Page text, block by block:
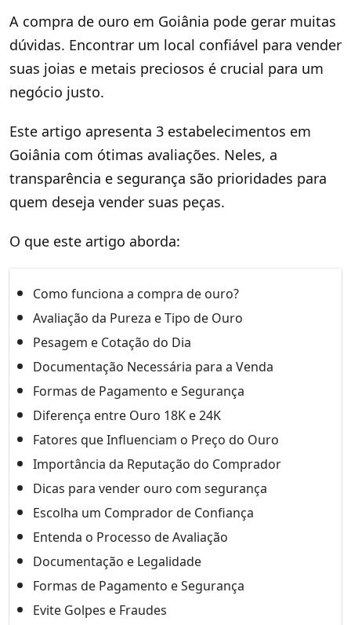
A compra de ouro em Goiânia pode gerar muitas
dúvidas. Encontrar um local confiável para vender
suas joias e metais preciosos é crucial para um
negócio justo.
Este artigo apresenta 3 estabelecimentos em
Goiânia com ótimas avaliações. Neles, a
transparência e segurança são prioridades para
quem deseja vender suas peças.
O que este artigo aborda:
Como funciona a compra de ouro?
Avaliação da Pureza e Tipo de Ouro
Pesagem e Cotação do Dia
Documentação Necessária para a Venda
Formas de Pagamento e Segurança
Diferença entre Ouro 18K e 24K
Fatores que Influenciam o Preço do Ouro
Importância da Reputação do Comprador
Dicas para vender ouro com segurança
Escolha um Comprador de Confiança
Entenda o Processo de Avaliação
Documentação e Legalidade
Formas de Pagamento e Segurança
Evite Golpes e Fraudes